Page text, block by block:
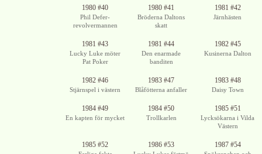
1980 #40
Phil Defer-
revolvermannen
1980 #41
Bröderna Daltons
skatt
1981 #42
Järnhästen
1981 #43
Lucky Luke möter
Pat Poker
1981 #44
Den enarmade
banditen
1982 #45
Kusinerna Dalton
1982 #46
Stjärnspel i västern
1983 #47
Blåfötterna anfaller
1983 #48
Daisy Town
1984 #49
En kapten för mycket
1984 #50
Trollkarlen
1985 #51
Lycksökarna i Vilda
Västern
1985 #52 1986 #53 1987 #54